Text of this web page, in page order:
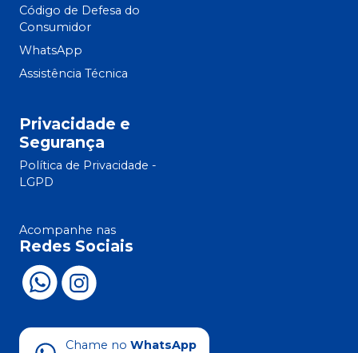
Código de Defesa do
Consumidor
WhatsApp
Assistência Técnica
Privacidade e
Segurança
Política de Privacidade -
LGPD
Acompanhe nas
Redes Sociais
Chame no WhatsApp